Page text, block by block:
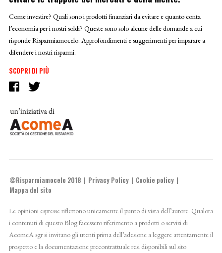
Come investire? Quali sono i prodotti finanziari da evitare e quanto conta
l’economia per i nostri soldi? Queste sono solo alcune delle domande a cui
risponde Risparmiamocelo. Approfondimenti e suggerimenti per imparare a
difendere i nostri risparmi.
SCOPRI DI PIÙ
©Risparmiamocelo 2018 Privacy Policy
Cookie policy
Mappa del sito
Le opinioni espresse riflettono unicamente il punto di vista dell’autore. Qualora
i contenuti di questo Blog facessero riferimento a prodotti o servizi di
AcomeA sgr si invitano gli utenti prima dell’adesione a leggere attentamente il
prospetto e la documentazione precontrattuale resi disponibili sul sito